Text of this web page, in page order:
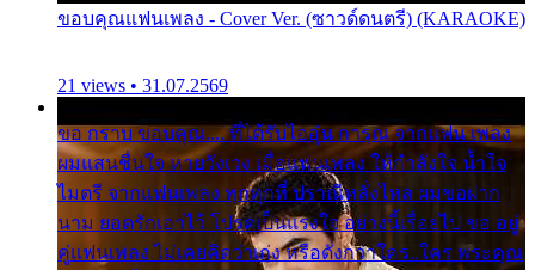
ขอบคุณแฟนเพลง - Cover Ver. (ซาวด์ดนตรี) (KARAOKE)
21 views • 31.07.2569
ขอ กราบ ขอบคุณ.... ที่ได้รับไออุ่น การุณ จากแฟน เพลง
ผมแสนชื่นใจ หายวังเวง เมื่อแฟนเพลง ให้กำลังใจ น้ำใจ
ไมตรี จากแฟนเพลง ทุกทุกที่ ปราณีหลั่งไหล ผมขอฝาก
นาม ยอดรักเอาไว้ โปรดเป็นแรงใจ อย่างนี้เรื่อยไป ขอ อยู่
คู่แฟนเพลง ไม่เคยคิดว่าเก่ง หรือดังกว่าใคร..ใคร พระคุณ